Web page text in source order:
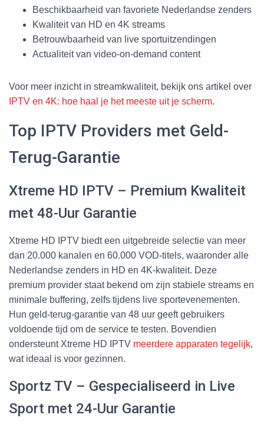
Beschikbaarheid van favoriete Nederlandse zenders
Kwaliteit van HD en 4K streams
Betrouwbaarheid van live sportuitzendingen
Actualiteit van video-on-demand content
Voor meer inzicht in streamkwaliteit, bekijk ons artikel over
IPTV en 4K: hoe haal je het meeste uit je scherm.
Top IPTV Providers met Geld-
Terug-Garantie
Xtreme HD IPTV – Premium Kwaliteit
met 48-Uur Garantie
Xtreme HD IPTV biedt een uitgebreide selectie van meer
dan 20.000 kanalen en 60.000 VOD-titels, waaronder alle
Nederlandse zenders in HD en 4K-kwaliteit. Deze
premium provider staat bekend om zijn stabiele streams en
minimale buffering, zelfs tijdens live sportevenementen.
Hun geld-terug-garantie van 48 uur geeft gebruikers
voldoende tijd om de service te testen. Bovendien
ondersteunt Xtreme HD IPTV meerdere apparaten tegelijk,
wat ideaal is voor gezinnen.
Sportz TV – Gespecialiseerd in Live
Sport met 24-Uur Garantie